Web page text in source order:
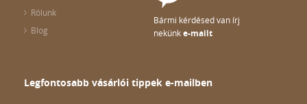
Rólunk
Blog
Bármi kérdésed van írj
nekünke-mailt
Legfontosabb vásárlói tippek e-mailben